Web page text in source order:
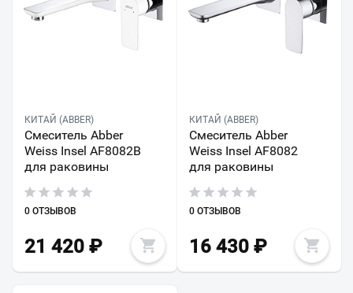
КИТАЙ (ABBER)
Смеситель Abber
Weiss Insel AF8082B
для раковины
0 ОТЗЫВОВ
21 420 ₽
КИТАЙ (ABBER)
Смеситель Abber
Weiss Insel AF8082
для раковины
0 ОТЗЫВОВ
16 430₽